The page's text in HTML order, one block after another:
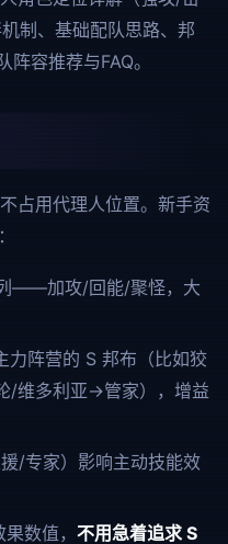
制、基础配队思路、邦
容推荐与FAQ。
占用代理人位置。新手资
——加攻/回能/聚怪，大
力阵营的 S 邦布（比如狡
维多利亚→管家），增益
/专家）影响主动技能效
数值， 不用急着追求 S